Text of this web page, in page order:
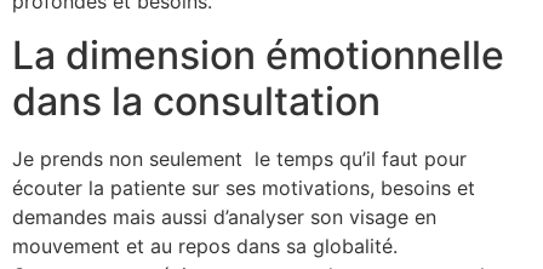
La dimension émotionnelle
dans la consultation
Je prends non seulement le temps qu’il faut pour
écouter la patiente sur ses motivations, besoins et
demandes mais aussi d’analyser son visage en
mouvement et au repos dans sa globalité.